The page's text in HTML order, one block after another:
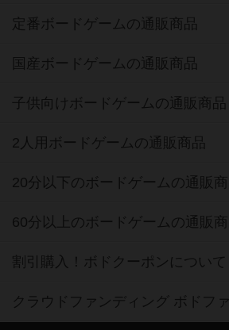
定番ボードゲームの通販商品
国産ボードゲームの通販商品
子供向けボードゲームの通販商品
2人用ボードゲームの通販商品
20分以下のボードゲームの通販
60分以上のボードゲームの通販
割引購入！ボドクーポンについて
クラウドファンディング ボドフ